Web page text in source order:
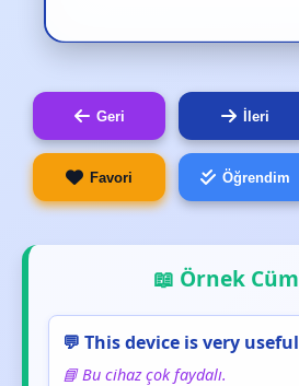
Geri İleri
Favori Öğrendim
📖 Örnek
💬 This device is very
📘 Bu cihaz çok faydalı.